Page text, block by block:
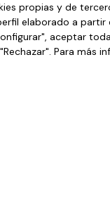
emocional
propias y de
elaborado a partir
aceptar
Para más